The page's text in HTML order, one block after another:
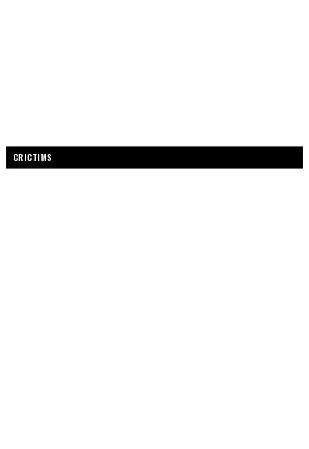
CRICTIMS